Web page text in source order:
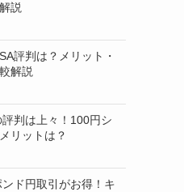
説
評判は？メリット・
解説
判は上々！100円シ
リットは？
ンド円取引がお得！キ